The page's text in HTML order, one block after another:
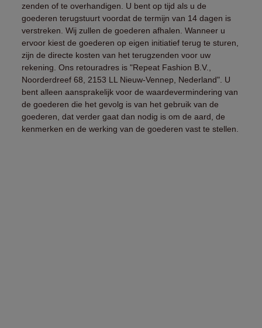
zenden of te overhandigen. U bent op tijd als u de
goederen terugstuurt voordat de termijn van 14 dagen is
verstreken. Wij zullen de goederen afhalen. Wanneer u
ervoor kiest de goederen op eigen initiatief terug te sturen,
zijn de directe kosten van het terugzenden voor uw
rekening. Ons retouradres is "Repeat Fashion B.V.,
Noorderdreef 68, 2153 LL Nieuw-Vennep, Nederland". U
bent alleen aansprakelijk voor de waardevermindering van
de goederen die het gevolg is van het gebruik van de
goederen, dat verder gaat dan nodig is om de aard, de
kenmerken en de werking van de goederen vast te stellen.